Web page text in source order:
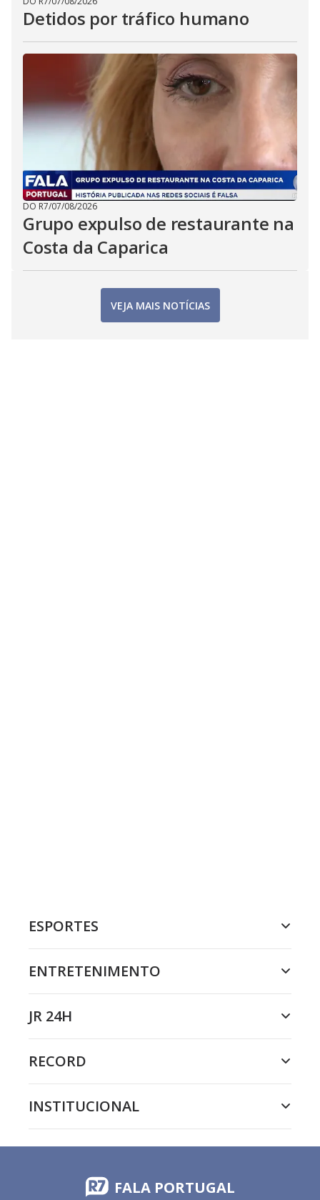
Detidos por tráfico humano
DO R7/07/08/2026
Grupo expulso de restaurante na
Costa da Caparica
VEJA MAIS NOTÍCIAS
ESPORTES
ENTRETENIMENTO
JR 24H
RECORD
INSTITUCIONAL
FALA PORTUGAL